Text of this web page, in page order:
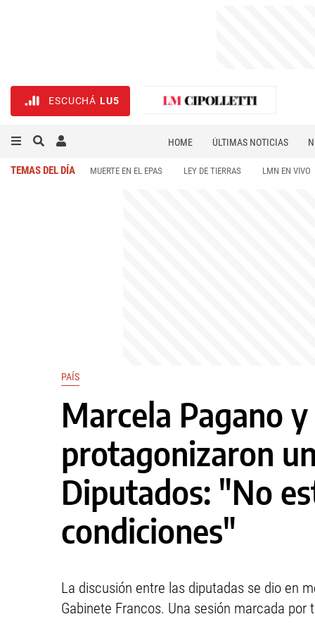
ESCUCHÁ LU5
HOME ÚLTIMAS NOTICIAS
TEMAS DEL DÍA MUERTE EN EL EPAS LEY DE TIERRAS LMN EN VIVO
PAÍS
Marcela Pagano
protagonizaron
Diputados: "No
condiciones"
La discusión entre las diputadas se dio en
Gabinete Francos. Una sesión marcada por